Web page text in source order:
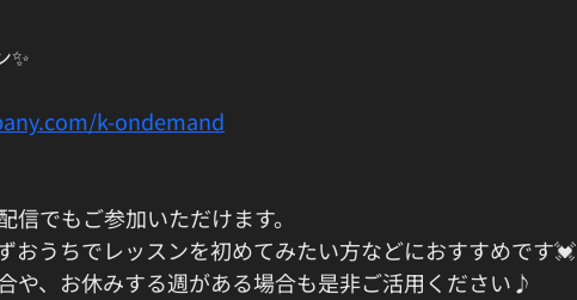
✨
k-ondemand
でもご参加いただけます。
おうちでレッスンを初めてみたい方などにおすすめです💓
や、お休みする週がある場合も是非ご活用ください♪